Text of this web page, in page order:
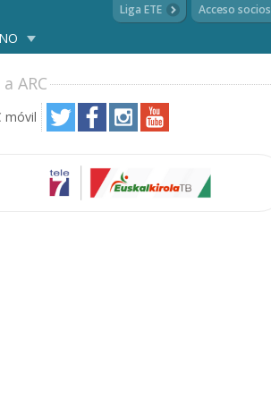
Liga ETE Acceso socios
ARC
móvil